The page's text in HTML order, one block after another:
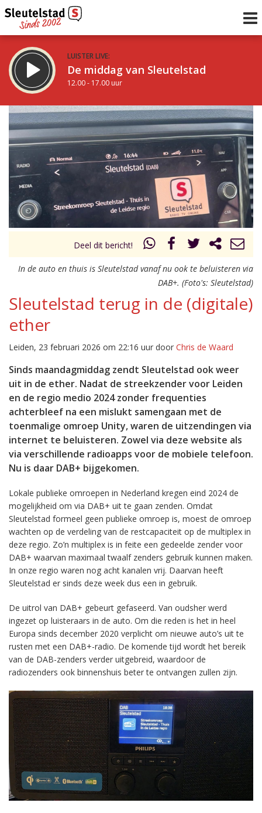
LUISTER LIVE:
De middag van Sleutelstad
12.00 - 17.00 uur
STRAKS:
Sleutelstad 30
17.00 - 19.00 uur
Vorig uur
uur 1 van 0 Volgend uur
Deel dit bericht!
In de auto en thuis is Sleutelstad vanaf nu ook te beluisteren via
DAB+. (Foto's: Sleutelstad)
Sleutelstad terug in de (digitale)
ether
Leiden, 23 februari 2026 om 22:16 uur door Chris de Waard
Sinds maandagmiddag zendt Sleutelstad ook weer
uit in de ether. Nadat de streekzender voor Leiden
en de regio medio 2024 zonder frequenties
achterbleef na een mislukt samengaan met de
toenmalige omroep Unity, waren de uitzendingen via
internet te beluisteren. Zowel via deze website als
via verschillende radioapps voor de mobiele telefoon.
Nu is daar DAB+ bijgekomen.
Lokale publieke omroepen in Nederland kregen eind 2024 de
mogelijkheid om via DAB+ uit te gaan zenden. Omdat
Sleutelstad formeel geen publieke omroep is, moest de omroep
wachten op de verdeling van de restcapaciteit op de multiplex in
deze regio. Zo’n multiplex is in feite een gedeelde zender voor
DAB+ waarvan maximaal twaalf zenders gebruik kunnen maken.
In onze regio waren nog acht kanalen vrij. Daarvan heeft
Sleutelstad er sinds deze week dus een in gebruik.
De uitrol van DAB+ gebeurt gefaseerd. Van oudsher werd
ingezet op luisteraars in de auto. Om die reden is het in heel
Europa sinds december 2020 verplicht om nieuwe auto’s uit te
rusten met een DAB+-radio. De komende tijd wordt het bereik
van de DAB-zenders verder uitgebreid, waardoor de
radiozenders ook binnenshuis beter te ontvangen zullen zijn.